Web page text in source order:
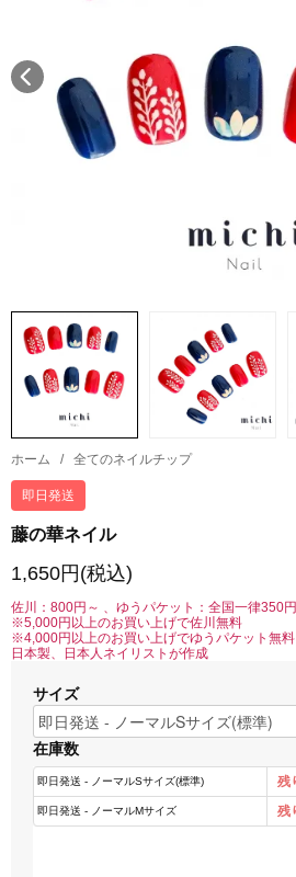
ホーム / 全てのネイルチップ
即日発送
藤の華ネイル
1,650円(税込)
佐川：800円～ 、ゆうパケット：全国一律350円
※5,000円以上のお買い上げで佐川無料
※4,000円以上のお買い上げでゆうパケット無料
日本製、日本人ネイリストが作成
サイズ
在庫数